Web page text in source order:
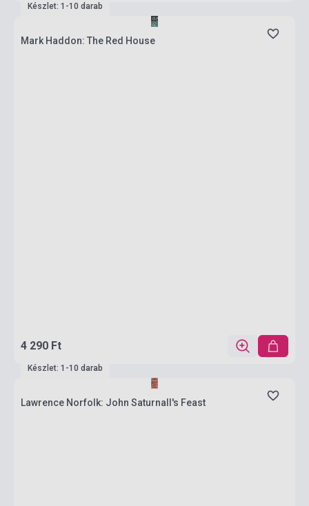
Készlet: 1-10 darab
Mark Haddon: The Red House
4 290 Ft
Készlet: 1-10 darab
Lawrence Norfolk: John Saturnall's Feast